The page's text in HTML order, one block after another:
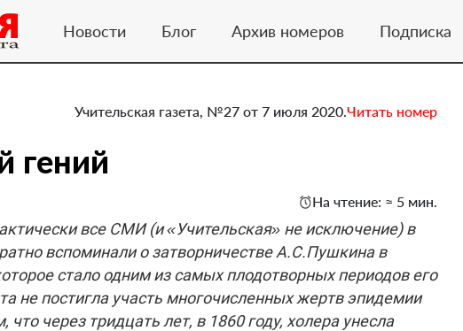
Новости Блог Архив номеров Подписка
Учительская газета, №27 от 7 июля 2020.Читать номер
гений
На чтение: ≈ 5 мин.
все СМИ (и «Учительская» не исключение) в
вспоминали о затворничестве А.С.Пушкина в
стало одним из самых плодотворных периодов его
не постигла участь многочисленных жертв эпидемии
через тридцать лет, в 1860 году, холера унесла